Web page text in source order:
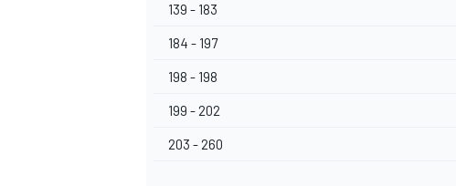
139 - 183
184 - 197
198 - 198
199 - 202
203 - 260